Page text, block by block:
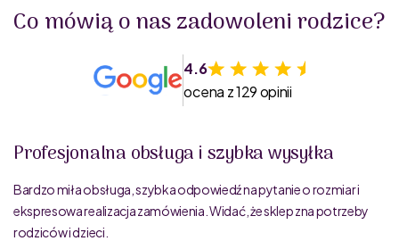
Co mówią o nas zadowoleni rodzice?
4.6
ocena z 129 opinii
Profesjonalna obsługa i szybka wysyłka
Bardzo miła obsługa, szybka odpowiedź na pytanie o rozmiar i
ekspresowa realizacja zamówienia. Widać, że sklep zna potrzeby
rodziców i dzieci.